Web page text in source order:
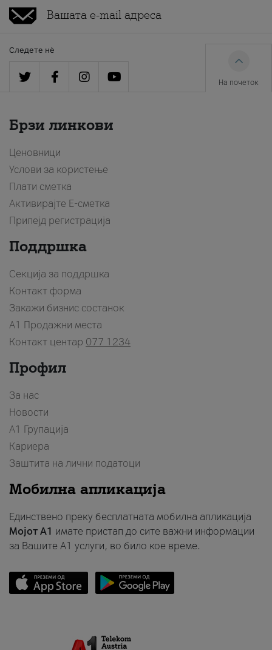
Следете нè
На почеток
Брзи линкови
Ценовници
Услови за користење
Плати сметка
Активирајте Е-сметка
Припејд регистрација
Поддршка
Секција за поддршка
Контакт форма
Закажи бизнис состанок
A1 Продажни места
Контакт центар 077 1234
Профил
За нас
Новости
А1 Групација
Кариера
Заштита на лични податоци
Мобилна апликација
Единствено преку бесплатната мобилна апликација
Мојот A1 имате пристап до сите важни информации
за Вашите A1 услуги, во било кое време.